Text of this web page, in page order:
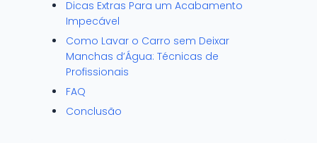
Dicas Extras Para um Acabamento
Impecável
Como Lavar o Carro sem Deixar
Manchas d’Água: Técnicas de
Profissionais
FAQ
Conclusão